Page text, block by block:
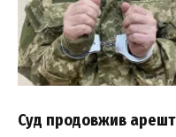
Суд продовжив